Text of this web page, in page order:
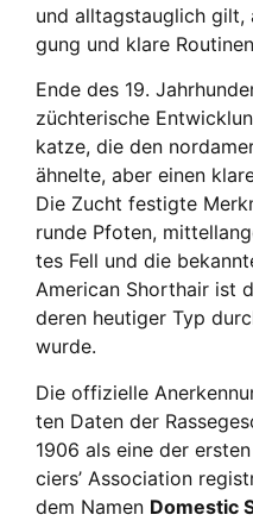
und all­tags­taug­lich
gung und kla­re
Ende des 19.
züch­te­ri­sche
kat­ze, die den
ähnel­te, aber einen
Die Zucht fes­tig­te
run­de Pfo­ten,
tes Fell und die
Ame­ri­can Short­hair ist
deren heu­ti­ger Typ
wur­de.
Die offi­zi­el­le
ten Daten der
1906 als eine der
ciers’ Asso­cia­ti­on
dem Namen Dome­stic